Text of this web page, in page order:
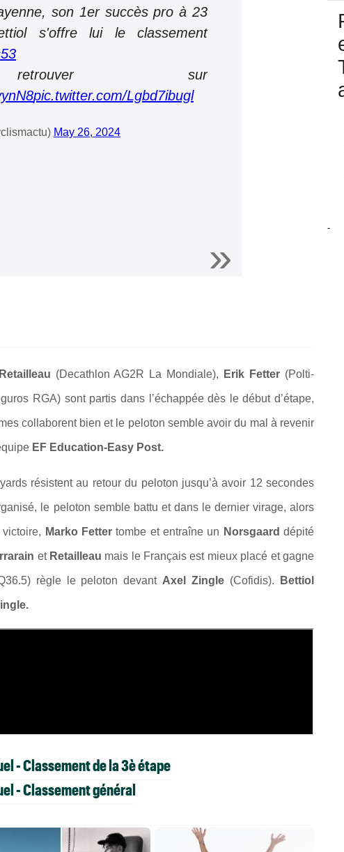
son 1er succès pro à 23
s'offre lui le classement
sur
pic.twitter.com/Lgbd7ibugl
May 26, 2024
(Decathlon AG2R La Mondiale), Erik Fetter (Polti-
RGA) sont partis dans l’échappée dès le début d’étape,
collaborent bien et le peloton semble avoir du mal à revenir
EF Education-Easy Post.
résistent au retour du peloton jusqu’à avoir 12 secondes
le peloton semble battu et dans le dernier virage, alors
Marko Fetter tombe et entraîne un Norsgaarddépité
etRetailleau mais le Français est mieux placé et gagne
règle le peloton devant Axel Zingle (Cofidis). Bettiol
- Classement de la 3è étape
- Classement général
-